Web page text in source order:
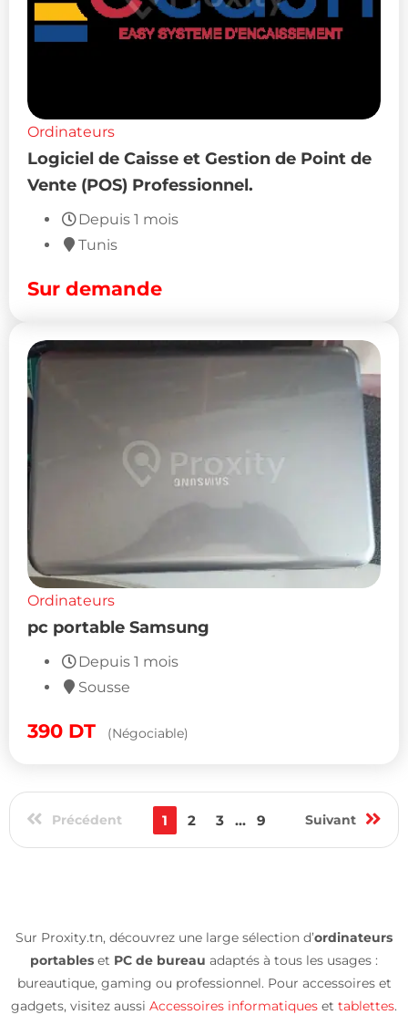
Ordinateurs
Logiciel de Caisse et Gestion de Point de
Vente (POS) Professionnel.
Depuis 1 mois
Tunis
Sur demande
Ordinateurs
pc portable Samsung
Depuis 1 mois
Sousse
390 DT (Négociable)
Précédent 1 2 3 ... 9 Suivant
Sur Proxity.tn, découvrez une large sélection d’ordinateurs
portables et PC de bureau adaptés à tous les usages :
bureautique, gaming ou professionnel. Pour accessoires et
gadgets, visitez aussi Accessoires informatiques et tablettes.